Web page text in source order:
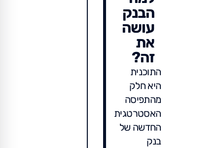
הבנק
עושה
את
זה?
התוכנית
היא חלק
מהתפיסה
האסטרטגית
החדשה של
בנק